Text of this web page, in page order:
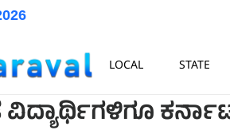
LOCAL STATE